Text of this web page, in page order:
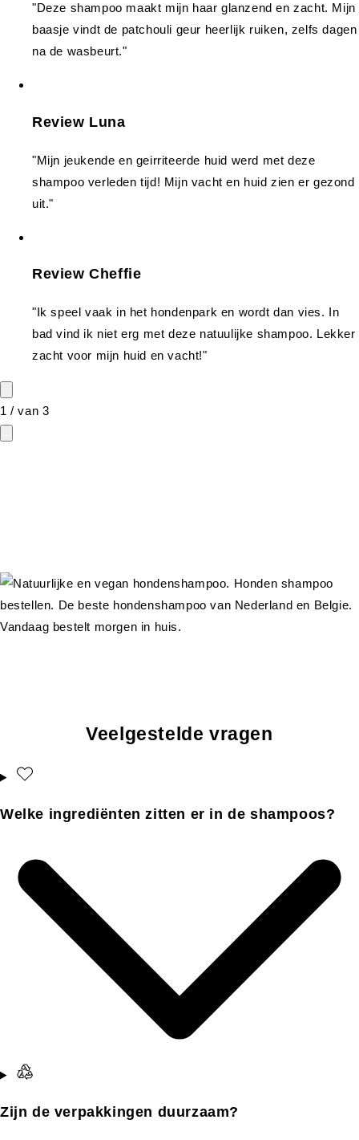
"Deze shampoo maakt mijn haar glanzend en zacht. Mijn
baasje vindt de patchouli geur heerlijk ruiken, zelfs dagen
na de wasbeurt."
Review Luna
"Mijn jeukende en geirriteerde huid werd met deze
shampoo verleden tijd! Mijn vacht en huid zien er gezond
uit."
Review Cheffie
"Ik speel vaak in het hondenpark en wordt dan vies. In
bad vind ik niet erg met deze natuulijke shampoo. Lekker
zacht voor mijn huid en vacht!"
1 /van 3
Veelgestelde vragen
Welke ingrediënten zitten er in de shampoos?
Zijn de verpakkingen duurzaam?